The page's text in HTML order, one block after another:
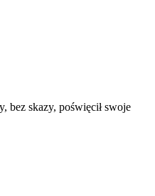
bez skazy, poświęcił swoje